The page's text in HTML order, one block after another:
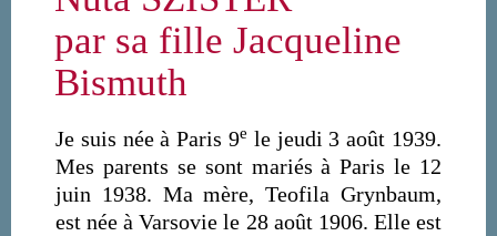
par sa fille Jacqueline
Bismuth
Je suis née à Paris 9e le jeudi 3 août 1939.
Mes parents se sont mariés à Paris le 12
juin 1938. Ma mère, Teofila Grynbaum,
est née à Varsovie le 28 août 1906. Elle est